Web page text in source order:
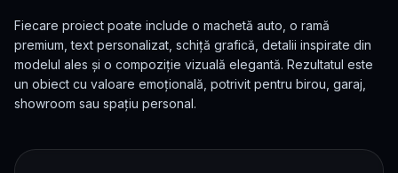
Fiecare proiect poate include o machetă auto, o ramă
premium, text personalizat, schiță grafică, detalii inspirate din
modelul ales și o compoziție vizuală elegantă. Rezultatul este
un obiect cu valoare emoțională, potrivit pentru birou, garaj,
showroom sau spațiu personal.